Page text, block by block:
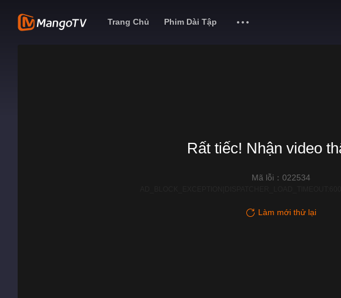
Trang Chủ Phim Dài Tập
Rất tiếc! Nhận video
Mã lỗi：022534
Làm mới thử lại